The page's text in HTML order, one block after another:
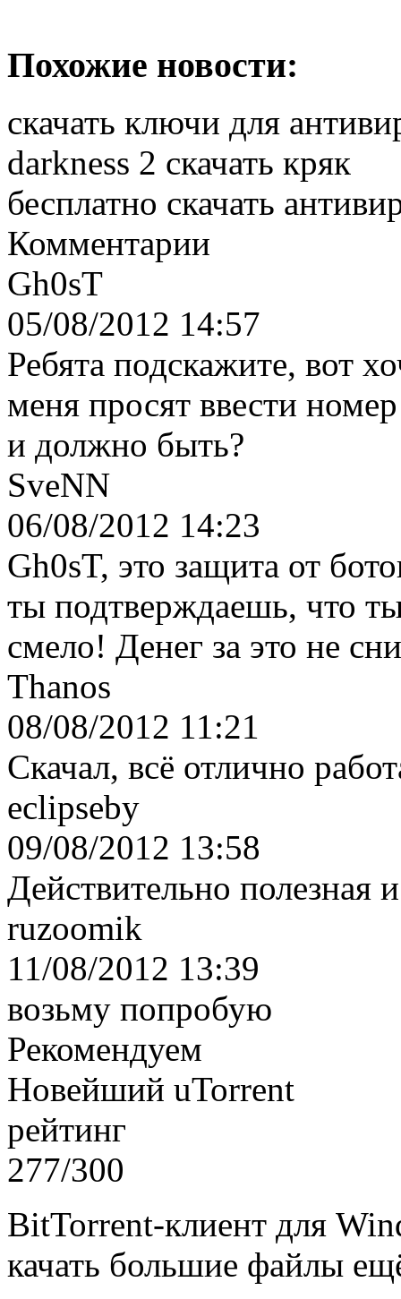
Похожие новости:
скачать ключи для
darkness 2 скачать кряк
бесплатно скачать
Комментарии
Gh0sT
05/08/2012 14:57
Ребята подскажите, вот
меня просят ввести
и должно быть?
SveNN
06/08/2012 14:23
Gh0sT, это защита от
ты подтверждаешь, что
смело! Денег за это не
Thanos
08/08/2012 11:21
Скачал, всё отлично
eclipseby
09/08/2012 13:58
Действительно полезная
ruzoomik
11/08/2012 13:39
возьму попробую
Рекомендуем
Новейший uTorrent
рейтинг
277/300
BitTorrent-клиент для
качать большие файлы